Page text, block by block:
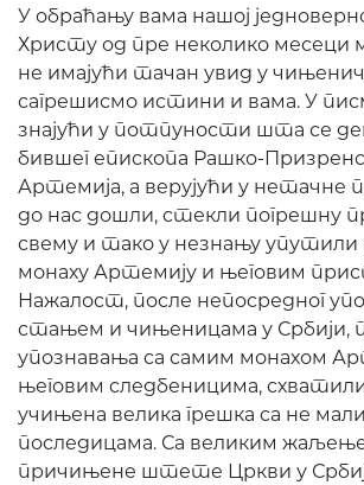
У обраћању вама нашој
Христу од пре неколико месеци
не имајући тачан увид у
сагрешисмо истини и вама. У
знајући у потпуности шта се
бившег епископа Рашко-
Артемија, а верујући у нетачне
до нас дошли, стекли погрешну
свему и тако у незнању
монаху Артемију и његовим
Нажалост, после непосредног
стањем и чињеницама у Србији,
упознавања са самим монахом
његовим следбеницима, схватили
учињена велика грешка са не
последицама. Са великим
причињене штете Цркви у